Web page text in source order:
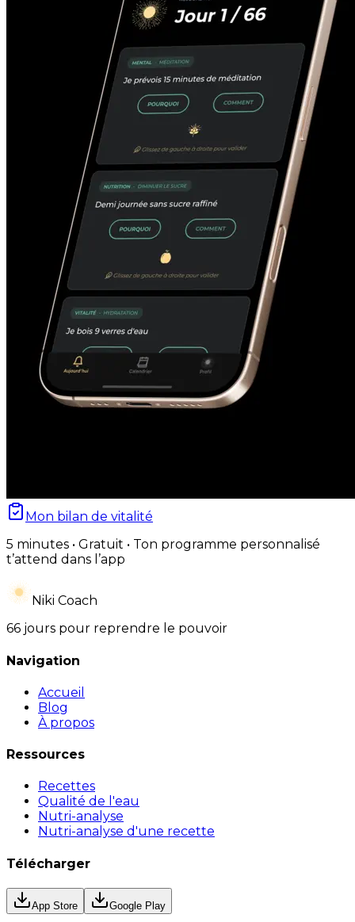
Mon bilan de vitalité
5 minutes • Gratuit • Ton programme personnalisé
t’attend dans l’app
Niki Coach
66 jours pour reprendre le pouvoir
Navigation
Accueil
Blog
À propos
Ressources
Recettes
Qualité de l'eau
Nutri-analyse
Nutri-analyse d'une recette
Télécharger
App Store Google Play